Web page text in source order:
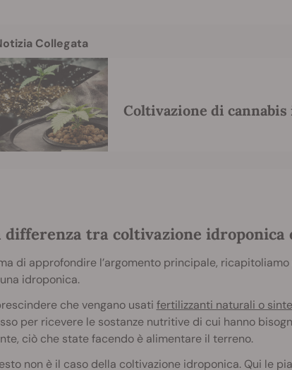
Collegata
Coltivazione di
differenza tra coltivazione idroponica
di approfondire l’argomento principale,
idroponica.
che vengano usati fertilizzanti naturali o
per ricevere le sostanze nutritive di cui hanno
ciò che state facendo è alimentare il terreno.
non è il caso della coltivazione idroponica. Qui le